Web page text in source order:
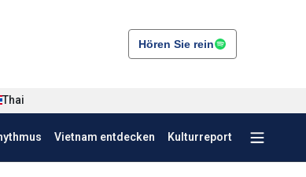
Hören Sie rein
Thai
Vietnam entdecken Kulturreport